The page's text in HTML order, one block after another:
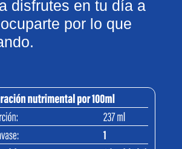
disfrutes en tu día a
por lo que